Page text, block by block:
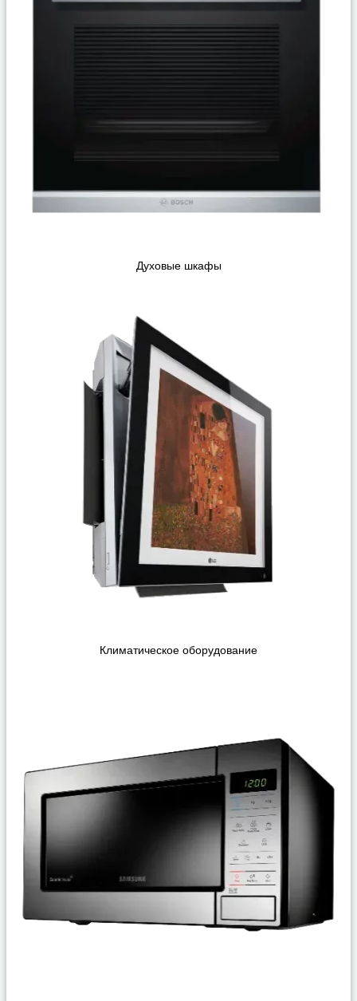
Духовые шкафы
Климатическое оборудование